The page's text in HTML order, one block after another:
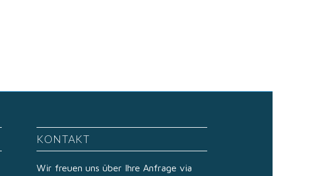
KONTAKT
Wir freuen uns über Ihre Anfrage via